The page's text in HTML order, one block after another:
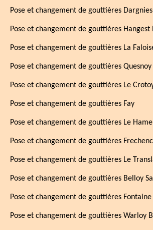
Pose et changement de gouttières Dargnies
Pose et changement de gouttières Hangest
Pose et changement de gouttières La
Pose et changement de gouttières
Pose et changement de gouttières Le
Pose et changement de gouttières Fay
Pose et changement de gouttières Le Hamel
Pose et changement de gouttières
Pose et changement de gouttières Le
Pose et changement de gouttières Belloy
Pose et changement de gouttières Fontaine
Pose et changement de gouttières Warloy